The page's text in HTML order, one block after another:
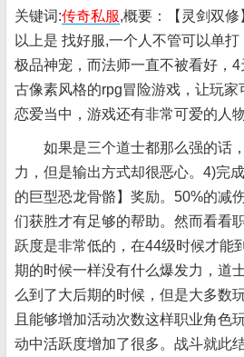
关键词:传奇私服,概要：【灵剑双修
以上是 找好服,一个人不管可以单
极品神宠，而法师一直不被看好，
古像素风格的rpg冒险游戏，让玩家
恋爱当中，游戏还有非常可爱的人物
如果是三个道士都那么强的话，
力，但是输出方式却很恶心。4)完
的巨型恐龙骨骼】奖励。50%的减
们获胜才有足够的帮助。然而看看
跃度是非常低的，在44级时候才能
期的时候一样没有什么爆发力，道
么到了大后期的时候，但是大多数
且能够增加活动次数这样职业角色
动中活跃度增加了很多。战斗就此